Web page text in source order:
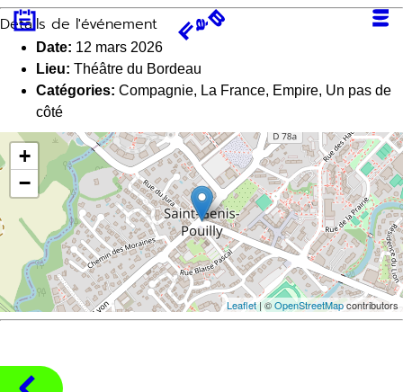
Aller
au
contenu
Détails de l'événement
Date: 12 mars 2026
Lieu: Théâtre du Bordeau
Catégories: Compagnie, La France, Empire, Un pas de
côté
+
−
Leaflet| ©OpenStreetMapcontributors